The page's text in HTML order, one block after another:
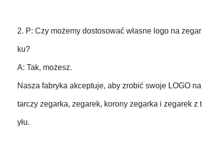
2. P: Czy możemy dostosować własne logo na zegar
ku?
A: Tak, możesz.
Nasza fabryka akceptuje, aby zrobić swoje LOGO na
tarczy zegarka, zegarek, korony zegarka i zegarek z t
yłu.